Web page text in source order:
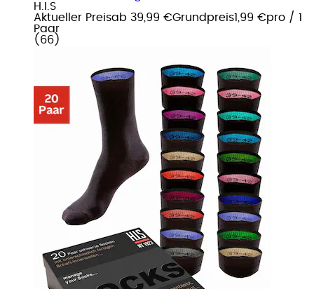
H.I.S
Aktueller Preisab 39,99 €Grundpreis1,99 €pro / 1
Paar
( 66 )